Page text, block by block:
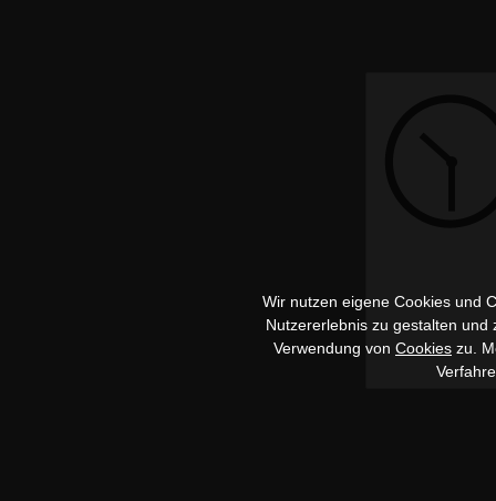
Wir nutzen eigene Cookies und
Nutzererlebnis zu gestalten
Verwendung von Cookies zu.